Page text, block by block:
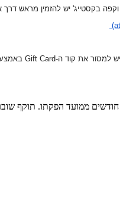
למסור את קוד ה-Gift Card